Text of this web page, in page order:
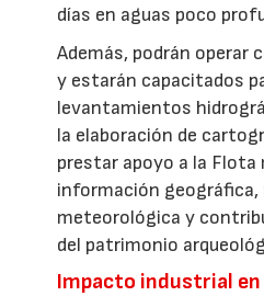
días en aguas poco
Además, podrán operar
y estarán capacitados
levantamientos
la elaboración de
prestar apoyo a la Flota
información
meteorológica y
del patrimonio
Impacto industrial en